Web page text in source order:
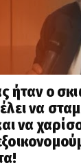
ήταν ο
να
να